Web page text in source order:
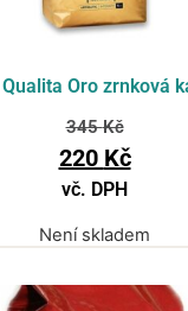
Oro zrnková
345Kč
220 Kč
vč. DPH
Není skladem